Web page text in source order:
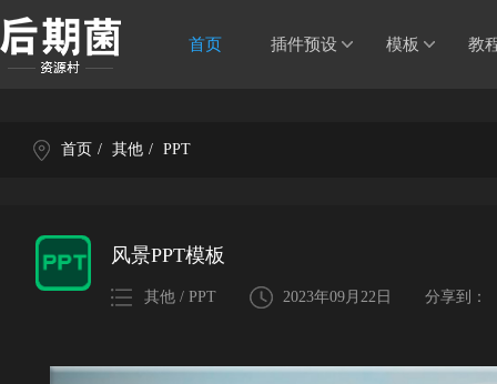
首页 插件预设 模板 教
首页 / 其他 / PPT
风景PPT模板
其他 / PPT 2023年09月22日 分享到：